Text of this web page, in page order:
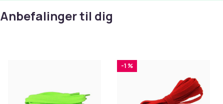
Anbefalinger til dig
-1 %